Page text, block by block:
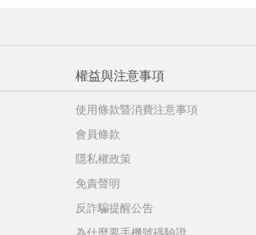
權益與注意事項
使用條款暨消費注意事項
會員條款
隱私權政策
免責聲明
反詐騙提醒公告